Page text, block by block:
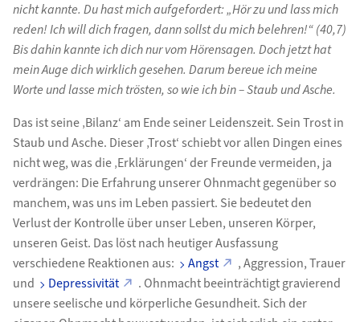
nicht kannte. Du hast mich aufgefordert: „Hör zu und lass mich
reden! Ich will dich fragen, dann sollst du mich belehren!“ (40,7)
Bis dahin kannte ich dich nur vom Hörensagen. Doch jetzt hat
mein Auge dich wirklich gesehen. Darum bereue ich meine
Worte und lasse mich trösten, so wie ich bin – Staub und Asche.
Das ist seine ‚Bilanz‘ am Ende seiner Leidenszeit. Sein Trost in
Staub und Asche. Dieser ‚Trost‘ schiebt vor allen Dingen eines
nicht weg, was die ‚Erklärungen‘ der Freunde vermeiden, ja
verdrängen: Die Erfahrung unserer Ohnmacht gegenüber so
manchem, was uns im Leben passiert. Sie bedeutet den
Verlust der Kontrolle über unser Leben, unseren Körper,
unseren Geist. Das löst nach heutiger Ausfassung
verschiedene Reaktionen aus:
Angst
, Aggression, Trauer
und
Depressivität
. Ohnmacht beeinträchtigt gravierend
unsere seelische und körperliche Gesundheit. Sich der